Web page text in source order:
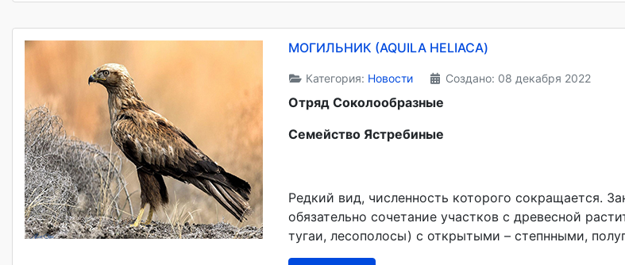
МОГИЛЬНИК (AQUILA HELIACA)
Категория: Новости Создано: 08 декабря 2022
Отряд Соколообразные
Семейство Ястребиные
Редкий вид, численность которого сокращается.
обязательно сочетание участков с древесной
тугаи, лесополосы) с открытыми – степнными,